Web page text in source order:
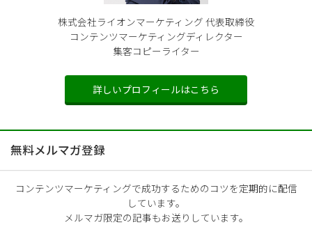
株式会社ライオンマーケティング 代表取締役
コンテンツマーケティングディレクター
集客コピーライター
詳しいプロフィールはこちら
無料メルマガ登録
コンテンツマーケティングで成功するためのコツを定期的に配信
しています。
メルマガ限定の記事もお送りしています。